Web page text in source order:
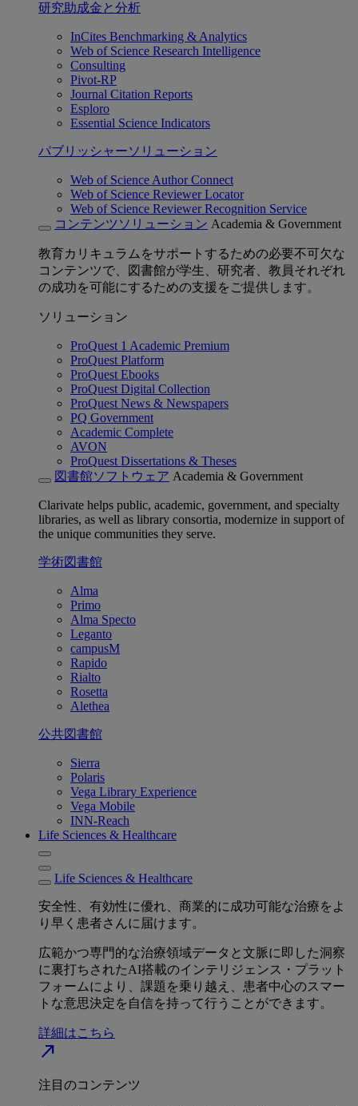
研究助成金と分析
InCites Benchmarking & Analytics
Web of Science Research Intelligence
Consulting
Pivot-RP
Journal Citation Reports
Esploro
Essential Science Indicators
パブリッシャーソリューション
Web of Science Author Connect
Web of Science Reviewer Locator
Web of Science Reviewer Recognition Service
コンテンツソリューション Academia & Government
教育カリキュラムをサポートするための必要不可欠な
コンテンツで、図書館が学生、研究者、教員それぞれ
の成功を可能にするための支援をご提供します。
ソリューション
ProQuest 1 Academic Premium
ProQuest Platform
ProQuest Ebooks
ProQuest Digital Collection
ProQuest News & Newspapers
PQ Government
Academic Complete
AVON
ProQuest Dissertations & Theses
図書館ソフトウェア Academia & Government
Clarivate helps public, academic, government, and specialty
libraries, as well as library consortia, modernize in support of
the unique communities they serve.
学術図書館
Alma
Primo
Alma Specto
Leganto
campusM
Rapido
Rialto
Rosetta
Alethea
公共図書館
Sierra
Polaris
Vega Library Experience
Vega Mobile
INN-Reach
Life Sciences & Healthcare
Life Sciences & Healthcare
安全性、有効性に優れ、商業的に成功可能な治療をよ
り早く患者さんに届けます。
広範かつ専門的な治療領域データと文脈に即した洞察
に裏打ちされたAI搭載のインテリジェンス・プラット
フォームにより、課題を乗り越え、患者中心のスマー
トな意思決定を自信を持って行うことができます。
詳細はこちら
north_east
注目のコンテンツ